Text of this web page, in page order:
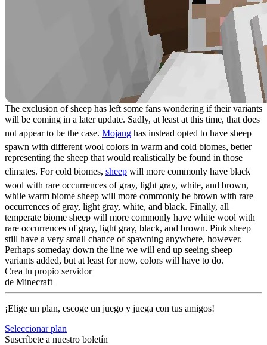
The exclusion of sheep has left some fans wondering if their variants
will be coming in a later update. Sadly, at least at this time, that does
not appear to be the case. Mojang has instead opted to have sheep
spawn with different wool colors in warm and cold biomes, better
representing the sheep that would realistically be found in those
climates. For cold biomes, sheep will more commonly have black
wool with rare occurrences of gray, light gray, white, and brown,
while warm biome sheep will more commonly be brown with rare
occurrences of gray, light gray, white, and black. Finally, all
temperate biome sheep will more commonly have white wool with
rare occurrences of gray, light gray, black, and brown. Pink sheep
still have a very small chance of spawning anywhere, however.
Perhaps someday down the line we will end up seeing sheep
variants added, but at least for now, colors will have to do.
Crea tu propio servidor
de Minecraft
¡Elige un plan, escoge un juego y juega con tus amigos!
Seleccionar plan
Suscríbete a nuestro boletín